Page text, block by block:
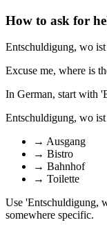
How to ask for
Entschuldigung, wo
Excuse me, where is
In German, start with
Entschuldigung, wo
→ Ausgang
→ Bistro
→ Bahnhof
→ Toilette
Use 'Entschuldigung,
somewhere specific.